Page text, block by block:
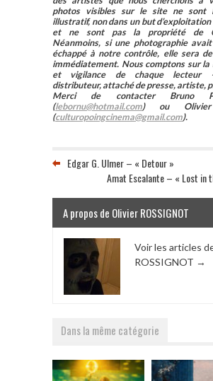
photos visibles sur le site ne sont
illustratif, non dans un but
et ne sont pas la propriété de
Néanmoins, si une photographie
échappé à notre contrôle, elle sera
immédiatement. Nous comptons sur la
et vigilance de chaque lecteur
distributeur, attaché de presse, artiste,
Merci de contacter Bruno
(lebornu@hotmail.com) ou Olivier
(culturopoingcinema@gmail.com).
Edgar G. Ulmer – « Detour »
Amat Escalante – « Lost in
A propos de Olivier ROSSIGNOT
Voir les articles
ROSSIGNOT →
Dans la même catégorie